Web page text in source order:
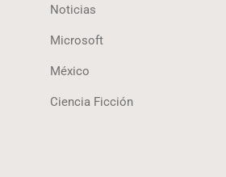
Noticias
Microsoft
México
Ciencia Ficción